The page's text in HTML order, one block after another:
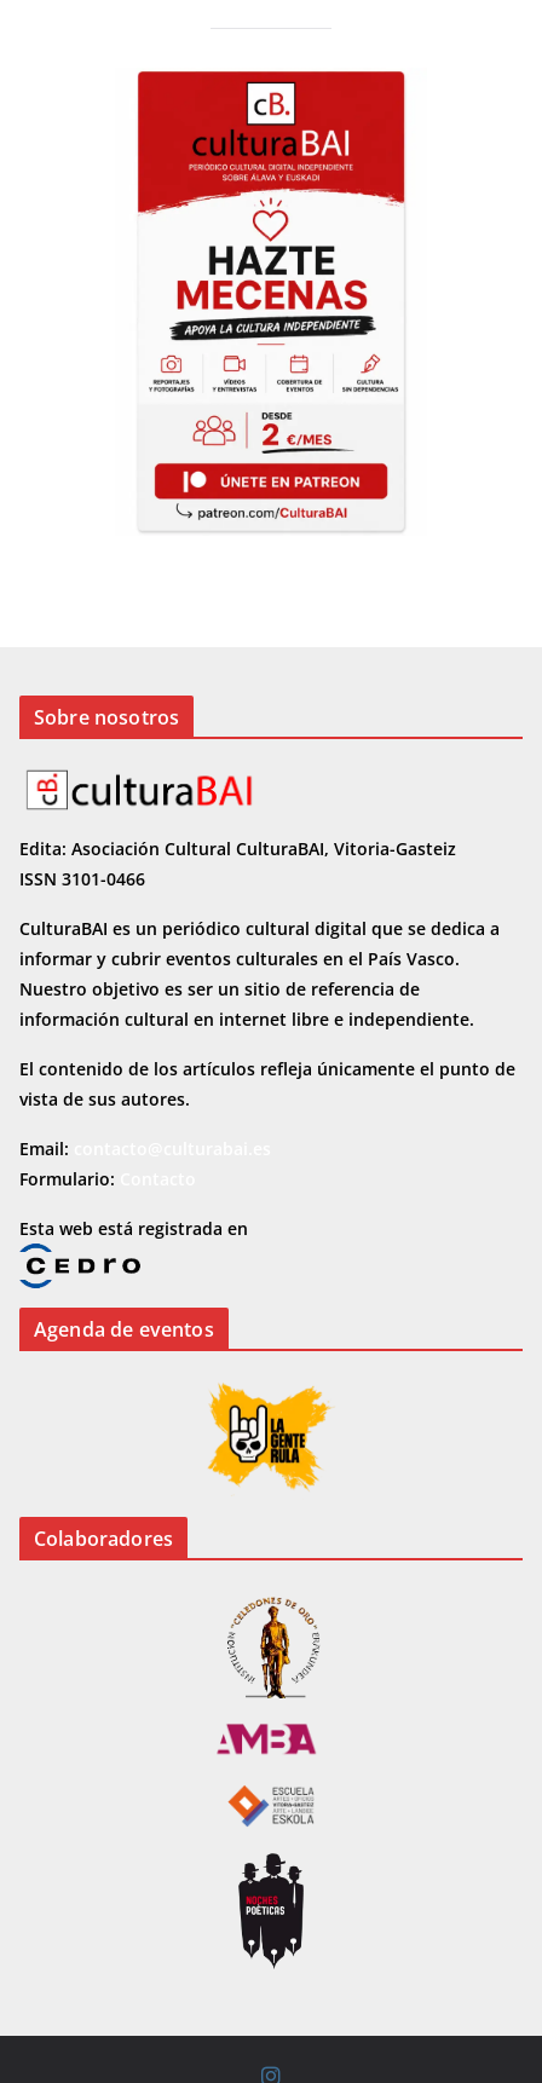
Sobre nosotros
Edita: Asociación Cultural CulturaBAI, Vitoria-Gasteiz
ISSN 3101-0466
CulturaBAI es un periódico cultural digital que se dedica a
informar y cubrir eventos culturales en el País Vasco.
Nuestro objetivo es ser un sitio de referencia de
información cultural en internet libre e independiente.
El contenido de los artículos refleja únicamente el punto de
vista de sus autores.
Email:
Formulario:
Esta web está registrada en
Agenda de eventos
Colaboradores